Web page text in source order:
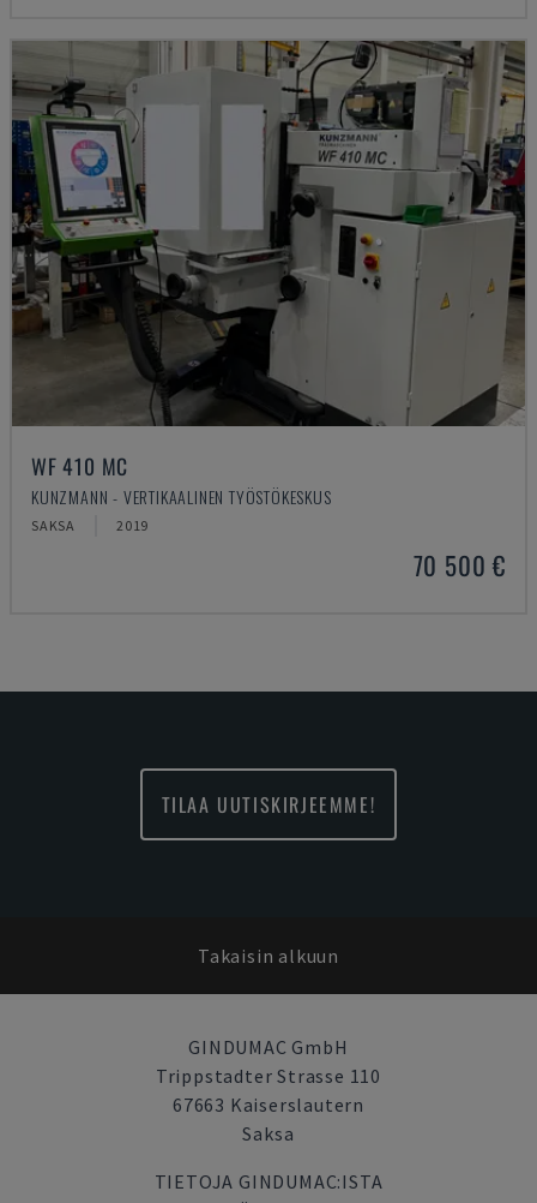
WF 410 MC
KUNZMANN - VERTIKAALINEN TYÖSTÖKESKUS
SAKSA 2019
70 500 €
TILAA UUTISKIRJEEMME!
Takaisin alkuun
GINDUMAC GmbH
Trippstadter Strasse 110
67663 Kaiserslautern
Saksa
TIETOJA GINDUMAC:ISTA